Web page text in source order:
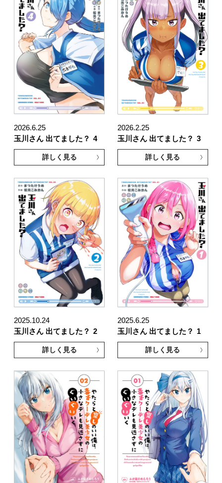
2026.6.25
玉川さん 出てました？ 4
詳しく見る
2026.2.25
玉川さん 出てました？ 3
詳しく見る
2025.10.24
玉川さん 出てました？ 2
詳しく見る
2025.6.25
玉川さん 出てました？
1
詳しく見る